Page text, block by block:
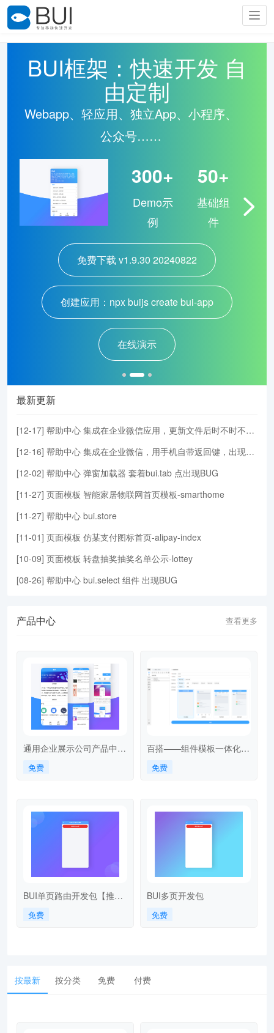
BUI框架：快速开发 自
由定制
Webapp、轻应用、独立App、小程序、
公众号……
300+
Demo示
例
50+
基础组
件
免费下载 v1.9.30 20240822
创建应用：npx buijs create bui-app
在线演示
最新更新
[12-17] 帮助中心 集成在企业微信应用，更新文件后时不时不会自动更新到最新的版本HTML或JS，需清楚企业微信缓存并退出才可以
[12-16] 帮助中心 集成在企业微信，用手机自带返回键，出现BUG会返回两次上次页面
[12-02] 帮助中心 弹窗加载器 套着bui.tab 点出现BUG
[11-27] 页面模板 智能家居物联网首页模板-smarthome
[11-27] 帮助中心 bui.store
[11-01] 页面模板 仿某支付图标首页-alipay-index
[10-09] 页面模板 转盘抽奖抽奖名单公示-lottey
[08-26] 帮助中心 bui.select 组件 出现BUG
产品中心 查看更多
通用企业展示公司产品中心
免费
百搭——组件模板一体化构
免费
BUI单页路由开发包【推
免费
BUI多页开发包
免费
按最新 按分类 免费 付费